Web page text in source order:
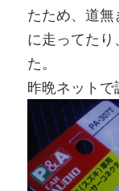
たため、道
に走ってた
た。
昨晩ネットで